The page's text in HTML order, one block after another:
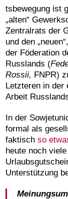
tsbewegung ist
„alten“
Zentralrats der
und den
der Föderation
Russlands (
Rossii, FNPR)
Letzteren in der
Arbeit
In der
formal als
faktischso
heute noch
Unterstützung